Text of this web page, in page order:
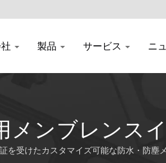
製品 サービス ニ
メンブレンス
受けたカスタマイズ可能な防水・防塵